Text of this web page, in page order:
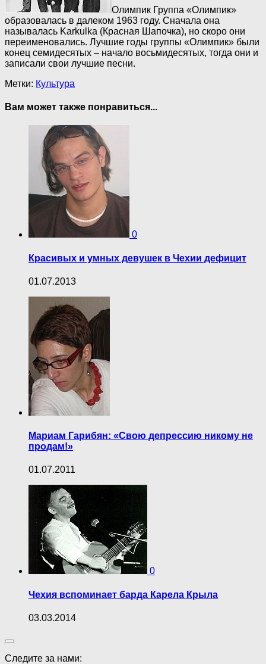
Олимпик Группа «Олимпик»
образовалась в далеком 1963 году. Сначала она
называлась Karkulka (Красная Шапочка), но скоро они
переименовались. Лучшие годы группы «Олимпик» были
конец семидесятых – начало восьмидесятых, тогда они и
записали свои лучшие песни.
Метки: Культура
Вам может также понравиться...
0
Красивых и умных девушек в Чехии дефицит
01.07.2013
Мариам Гарибян: «Свою депрессию никому не
продам!»
01.07.2011
0
Чехия вспоминает барда Карела Крыла
03.03.2014
Следите за нами: